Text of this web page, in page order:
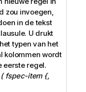
zou invoegen,
in de tekst
U drukt
typen van het
kolommen wordt
eerste regel.
fspec-item {,